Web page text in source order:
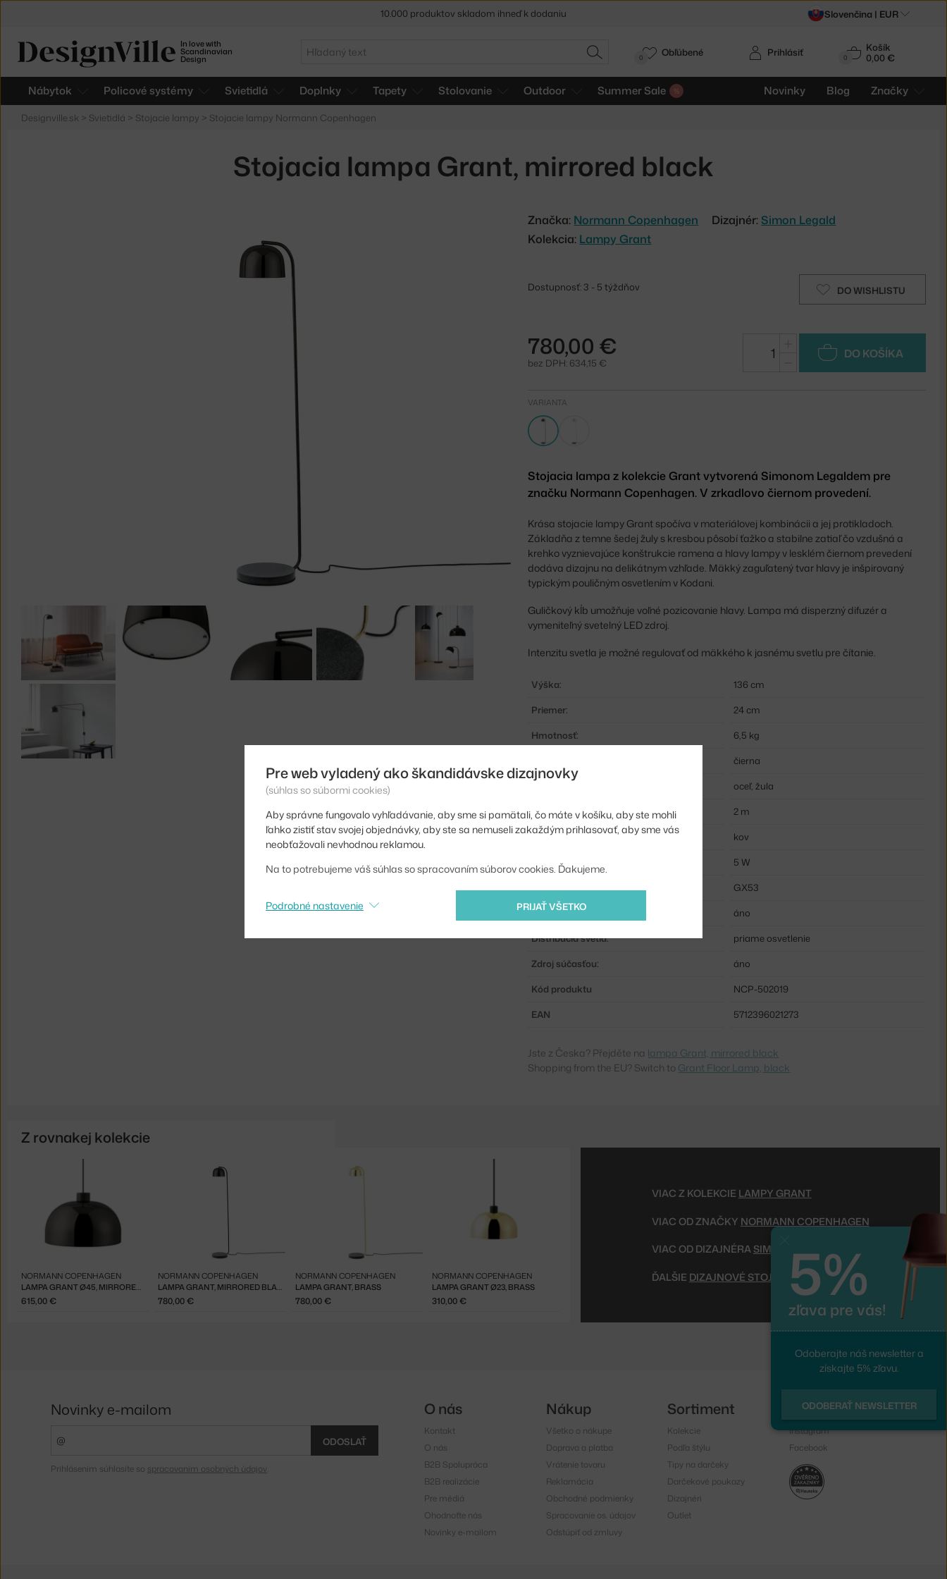
In love with
Scandinavian
Design
Hľadať
HĽADAŤ 0
Košík
0,00 €
Nábytok Policové systémy Svietidlá Doplnky Tapety Stolovanie Outdoor Summer Sale Novinky Blog Značky
Prihlásiť
0 Obľúbené
Designville.sk > Svietidlá > Stojacie lampy > Stojacie lampy Normann Copenhagen
Stojacia lampa Grant, mirrored black
Značka: Normann Copenhagen Dizajnér: Simon Legald
Kolekcia: Lampy Grant
DO WISHLISTU
Dostupnosť: 3 - 5 týždňov
780,00 €
bez DPH: 634,15 €
DO KOŠÍKA
VARIANTA
Stojacia lampa z kolekcie Grant vytvorená Simonom Legaldem pre
značku Normann Copenhagen. V zrkadlovo čiernom provedení.
Krása stojacie lampy Grant spočíva v materiálovej kombinácii a jej protikladoch.
Základňa z temne šedej žuly s kresbou pôsobí ťažko a stabilne zatiaľ čo vzdušná a
krehko vyznievajúce konštrukcie ramena a hlavy lampy v lesklém čiernom prevedení
dodáva dizajnu na delikátnym vzhľade. Mäkký zaguľatený tvar hlavy je inšpirovaný
typickým pouličným osvetlením v Kodani.
Guličkový kĺb umožňuje voľné pozicovanie hlavy. Lampa má disperzný difuzér a
vymeniteľný svetelný LED zdroj.
Intenzitu svetla je možné regulovať od mäkkého k jasnému svetlu pre čítanie.
Výška:
136 cm
Priemer:
24 cm
Hmotnosť:
6,5 kg
čierna
oceľ, žula
Dĺžka kábla:
2 m
Hlavný materiál:
kov
Príkon:
5 W
Pätica / zdroj:
GX53
Stmievateľné:
áno
Distribúcia svetla:
priame osvetlenie
Zdroj súčasťou:
áno
Kód produktu
NCP-502019
EAN
5712396021273
Jste z Česka? Přejděte na lampa Grant, mirrored black
Shopping from the EU? Switch to Grant Floor Lamp, black
Z rovnakej kolekcie
LAMPA GRANT Ø45, MIRRORED BLACK
NORMANN COPENHAGEN
615,00 €
LAMPA GRANT, MIRRORED BLACK
NORMANN COPENHAGEN
780,00 €
LAMPA GRANT, BRASS
NORMANN COPENHAGEN
780,00 €
LAMPA GRANT Ø23, BRASS
NORMANN COPENHAGEN
310,00 €
VIAC Z KOLEKCIE LAMPY GRANT
VIAC OD ZNAČKY NORMANN COPENHAGEN
VIAC OD DIZAJNÉRA SIMON LEGALD
ĎALŠIE DIZAJNOVÉ STOJACIE LAMPY
5 % zľava pre odberateľovnewslettera Slovenčina | EUR
Pre web vyladený ako škandidávske dizajnovky
(súhlas so súbormi cookies)
Aby správne fungovalo vyhľadávanie, aby sme si pamätali, čo máte v košíku, aby ste mohli
ľahko zistiť stav svojej objednávky, aby ste sa nemuseli zakaždým prihlasovať, aby sme vás
neobťažovali nevhodnou reklamou.
Na to potrebujeme váš súhlas so spracovaním súborov cookies. Ďakujeme.
PRIJAŤ VŠETKO
Podrobné nastavenie
5%
zľava pre vás!
Odoberajte náš newsletter a
získajte 5% zľavu.
ODOBERAŤ NEWSLETTER
Novinky e-mailom
ODOSLAŤ
Prihlásením súhlasíte so spracovaním osobných údajov
O nás
Kontakt
O nás
B2B Spolupráca
B2B realizácie
Pre médiá
Ohodnoťte nás
Novinky e-mailom
Nákup
Všetko o nákupe
Doprava a platba
Vrátenie tovaru
Reklamácia
Obchodné podmienky
Spracovanie os. údajov
Odstúpiť od zmluvy
Sortiment
Kolekcie
Podľa štýlu
Tipy na darčeky
Darčekové poukazy
Dizajnéri
Outlet
Sledujte nás
Instagram
Facebook